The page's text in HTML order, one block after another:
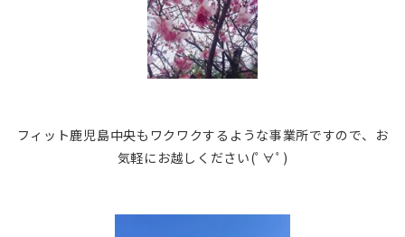
フィット鹿児島中央もワクワクするような事業所ですので、お
気軽にお越しください(ﾟ∀ﾟ)